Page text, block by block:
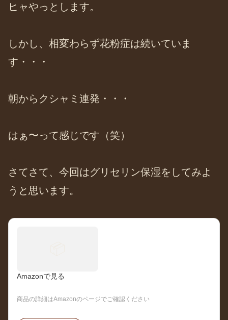
ヒャやっとします。
しかし、相変わらず花粉症は続いていま
す・・・
朝からクシャミ連発・・・
はぁ〜って感じです（笑）
さてさて、今回はグリセリン保湿をしてみよ
うと思います。
Amazonで見る
商品の詳細はAmazonのページでご確認ください